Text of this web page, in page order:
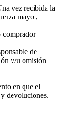
vez recibida la
mayor,
comprador
de
y/u omisión
en que el
devoluciones.